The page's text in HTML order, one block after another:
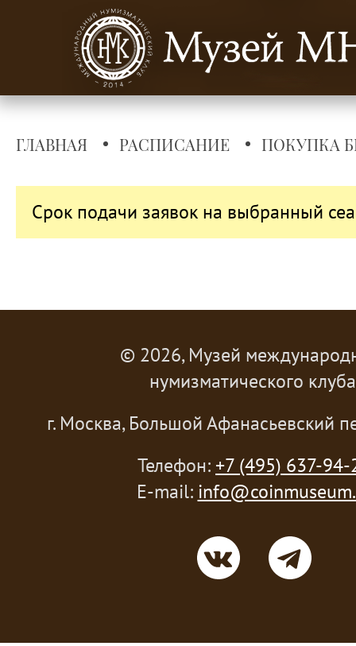
ГЛАВНАЯ РАСПИСАНИЕ ПОКУПКА
Срок подачи заявок на выбранный
© 2026, Музей
нумизматического
г. Москва, Большой Афанасьевский
Телефон: +7 (495) 637-94-
E-mail: